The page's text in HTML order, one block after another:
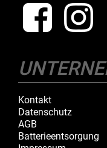
Kontakt
Datenschutz
AGB
Batterieentsorgung